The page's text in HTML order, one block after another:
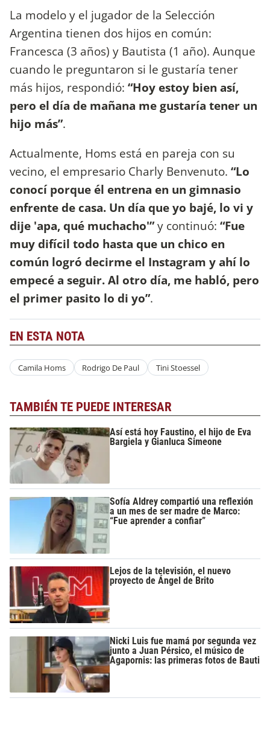
La modelo y el jugador de la Selección
Argentina tienen dos hijos en común:
Francesca (3 años) y Bautista (1 año). Aunque
cuando le preguntaron si le gustaría tener
más hijos, respondió: “Hoy estoy bien así,
pero el día de mañana me gustaría tener un
hijo más”.
Actualmente, Homs está en pareja con su
vecino, el empresario Charly Benvenuto. “Lo
conocí porque él entrena en un gimnasio
enfrente de casa. Un día que yo bajé, lo vi y
dije 'apa, qué muchacho'”y continuó: “Fue
muy difícil todo hasta que un chico en
común logró decirme el Instagram y ahí lo
empecé a seguir. Al otro día, me habló, pero
el primer pasito lo di yo”.
EN ESTA NOTA
Camila Homs Rodrigo De Paul Tini Stoessel
TAMBIÉN TE PUEDE INTERESAR
Así está hoy Faustino, el hijo de Eva
Bargiela y Gianluca Simeone
Sofía Aldrey compartió una reflexión
a un mes de ser madre de Marco:
“Fue aprender a confiar”
Lejos de la televisión, el nuevo
proyecto de Ángel de Brito
Nicki Luis fue mamá por segunda vez
junto a Juan Pérsico, el músico de
Agapornis: las primeras fotos de Bauti